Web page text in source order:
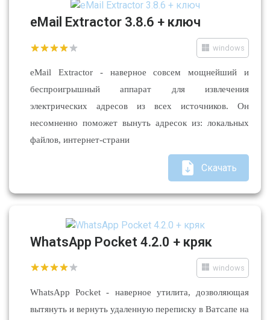
eMail Extractor 3.8.6 + ключ
windows
eMail Extractor - наверное совсем мощнейший и
беспроигрышный аппарат для извлечения
электрических адресов из всех источников. Он
несомненно поможет вынуть адресок из: локальных
файлов, интернет-страни
Скачать
WhatsApp Pocket 4.2.0 + кряк
windows
WhatsApp Pocket - наверное утилита, дозволяющая
вытянуть и вернуть удаленную переписку в Ватсапе на